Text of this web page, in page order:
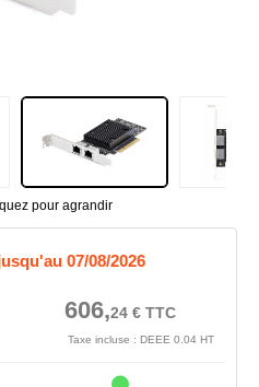
pour agrandir
07/08/2026
606,24€TTC
Taxe incluse : DEEE 0.04 HT